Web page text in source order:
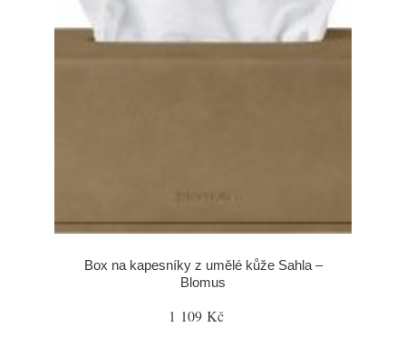
Box na kapesníky z umělé kůže Sahla –
Blomus
1 109 Kč